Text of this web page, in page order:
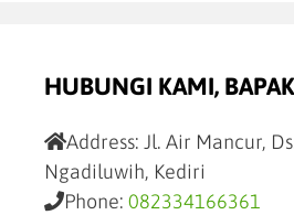
HUBUNGI KAMI,
Address: Jl. Air Mancur,
Ngadiluwih, Kediri
Phone: 082334166361